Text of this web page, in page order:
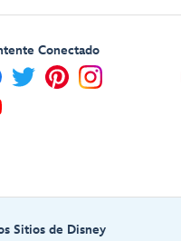
Conectado
Sitios de Disney